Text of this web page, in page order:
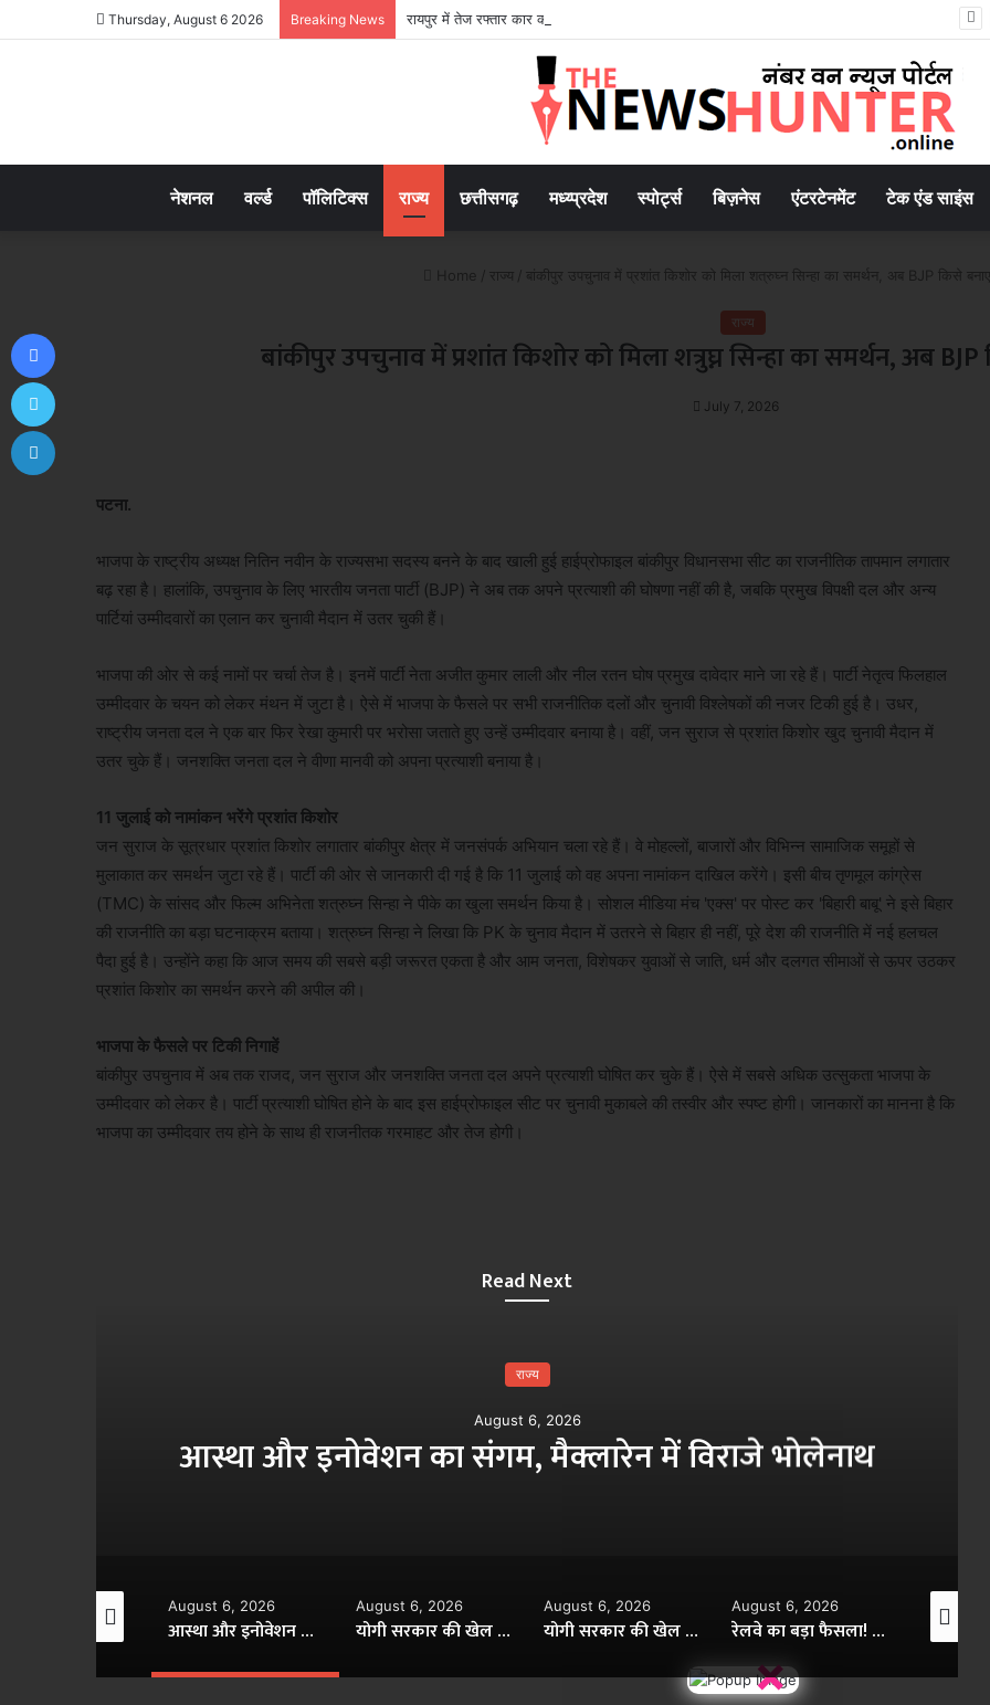
Thursday, August 6 2026 Breaking News
नेशनल वर्ल्ड पॉलिटिक्स राज्य छत्तीसगढ़ मध्य्प्रदेश स्पोर्ट्स बिज़नेस एंटरटेनमेंट टेक एंड साइंस
Home / राज्य / बांकीपुर उपचुनाव में प्रशांत किशोर को मिला शत्रुघ्न सिन्हा का समर्थन, अब BJP किसे
राज्य
बांकीपुर उपचुनाव में प्रशांत किशोर को मिला शत्रुघ्न सिन्हा का समर्थन, अब
July 7, 2026
पटना.
भाजपा के राष्ट्रीय अध्यक्ष नितिन नवीन के राज्यसभा सदस्य बनने के बाद खाली हुई हाईप्रोफाइल बांकीपुर विधानसभा सीट का राजनीतिक तापमान लगातार
बढ़ रहा है। हालांकि, उपचुनाव के लिए भारतीय जनता पार्टी (BJP) ने अब तक अपने प्रत्याशी की घोषणा नहीं की है, जबकि प्रमुख विपक्षी दल और अन्य
पार्टियां उम्मीदवारों का एलान कर चुनावी मैदान में उतर चुकी हैं।
भाजपा की ओर से कई नामों पर चर्चा तेज है। इनमें पार्टी नेता अजीत कुमार लाली और नील रतन घोष प्रमुख दावेदार माने जा रहे हैं। पार्टी नेतृत्व फिलहाल
उम्मीदवार के चयन को लेकर मंथन में जुटा है। ऐसे में भाजपा के फैसले पर सभी राजनीतिक दलों और चुनावी विश्लेषकों की नजर टिकी हुई है। उधर,
राष्ट्रीय जनता दल ने एक बार फिर रेखा कुमारी पर भरोसा जताते हुए उन्हें उम्मीदवार बनाया है। वहीं, जन सुराज से प्रशांत किशोर खुद चुनावी मैदान में
उतर चुके हैं। जनशक्ति जनता दल ने वीणा मानवी को अपना प्रत्याशी बनाया है।
11 जुलाई को नामांकन भरेंगे प्रशांत किशोर
जन सुराज के सूत्रधार प्रशांत किशोर लगातार बांकीपुर क्षेत्र में जनसंपर्क अभियान चला रहे हैं। वे मोहल्लों, बाजारों और विभिन्न सामाजिक समूहों से
मुलाकात कर समर्थन जुटा रहे हैं। पार्टी की ओर से जानकारी दी गई है कि 11 जुलाई को वह अपना नामांकन दाखिल करेंगे। इसी बीच तृणमूल कांग्रेस
(TMC) के सांसद और फिल्म अभिनेता शत्रुघ्न सिन्हा ने पीके का खुला समर्थन किया है। सोशल मीडिया मंच 'एक्स' पर पोस्ट कर 'बिहारी बाबू' ने इसे बिहार
की राजनीति का बड़ा घटनाक्रम बताया। शत्रुघ्न सिन्हा ने लिखा कि PK के चुनाव मैदान में उतरने से बिहार ही नहीं, पूरे देश की राजनीति में नई हलचल
पैदा हुई है। उन्होंने कहा कि आज समय की सबसे बड़ी जरूरत एकता है और आम जनता, विशेषकर युवाओं से जाति, धर्म और दलगत सीमाओं से ऊपर उठकर
प्रशांत किशोर का समर्थन करने की अपील की।
भाजपा के फैसले पर टिकी निगाहें
बांकीपुर उपचुनाव में अब तक राजद, जन सुराज और जनशक्ति जनता दल अपने प्रत्याशी घोषित कर चुके हैं। ऐसे में सबसे अधिक उत्सुकता भाजपा के
उम्मीदवार को लेकर है। पार्टी प्रत्याशी घोषित होने के बाद इस हाईप्रोफाइल सीट पर चुनावी मुकाबले की तस्वीर और स्पष्ट होगी। जानकारों का मानना है कि
भाजपा का उम्मीदवार तय होने के साथ ही राजनीतक गरमाहट और तेज होगी।
Read Next
राज्य
August 6, 2026
आस्था और इनोवेशन का संगम, मैक्लारेन में विराजे भोलेनाथ
सीएम योगी गुरुवार को घुमंतू समाज से करेंगे संवाद, विकास बोर्ड गठन के पर जताया जाएगा आभार
August 6, 2026
आस्था और इनोवेशन का संगम, मैक्लारेन में विराजे भोलेनाथ
August 6, 2026
योगी सरकार की खेल क्रांति! गोरखपुर का अंतरराष्ट्रीय क्रिकेट स्टेडियम 3 महीने में 20% तैयार
August 6, 2026
योगी सरकार की खेल क्रांति: गोरखपुर का अंतरराष्ट्रीय क्रिकेट स्टेडियम मात्र तीन महीने में लगभग 20% तैयार
August 6, 2026
रेलवे का बड़ा फैसला! अब RAC यात्रियों को भी मिलेगा पूरा बेडरोल, सफर होगा ज्यादा आरामदायक
August 6,
×